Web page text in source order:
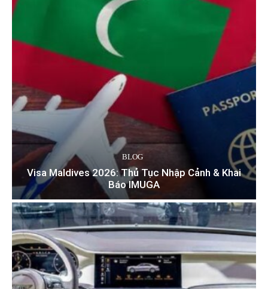
BLOG
Visa Maldives 2026: Thủ Tục Nhập Cảnh & Khai
Báo IMUGA